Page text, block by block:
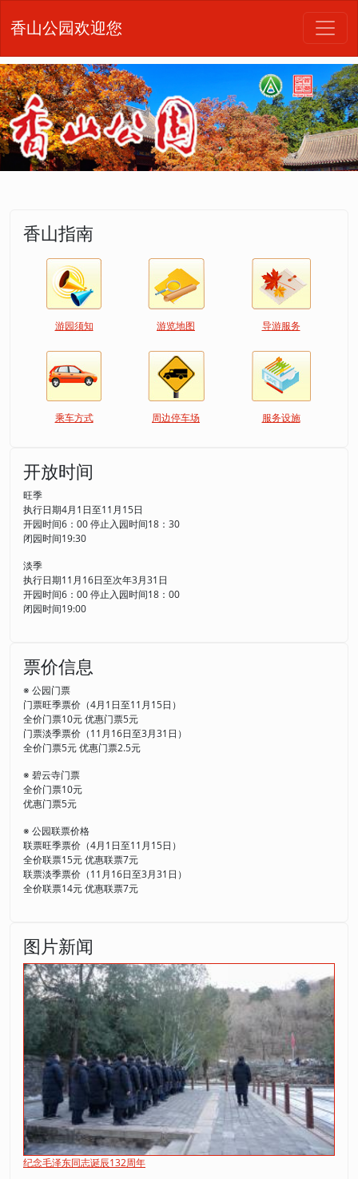
香山公园欢迎您
香山指南
游园须知 游览地图 导游服务
乘车方式 周边停车场 服务设施
开放时间
旺季
执行日期4月1日至11月15日
开园时间6：00 停止入园时间18：30
闭园时间19:30
淡季
执行日期11月16日至次年3月31日
开园时间6：00 停止入园时间18：00
闭园时间19:00
票价信息
※ 公园门票
门票旺季票价（4月1日至11月15日）
全价门票10元 优惠门票5元
门票淡季票价（11月16日至3月31日）
全价门票5元 优惠门票2.5元
※ 碧云寺门票
全价门票10元
优惠门票5元
※ 公园联票价格
联票旺季票价（4月1日至11月15日）
全价联票15元 优惠联票7元
联票淡季票价（11月16日至3月31日）
全价联票14元 优惠联票7元
图片新闻
纪念毛泽东同志诞辰132周年